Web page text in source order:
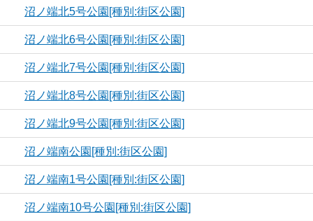
沼ノ端北5号公園[種別:街区公園]
沼ノ端北6号公園[種別:街区公園]
沼ノ端北7号公園[種別:街区公園]
沼ノ端北8号公園[種別:街区公園]
沼ノ端北9号公園[種別:街区公園]
沼ノ端南公園[種別:街区公園]
沼ノ端南1号公園[種別:街区公園]
沼ノ端南10号公園[種別:街区公園]